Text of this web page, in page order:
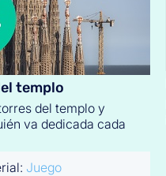
templo
del templo y
va dedicada cada
Juego